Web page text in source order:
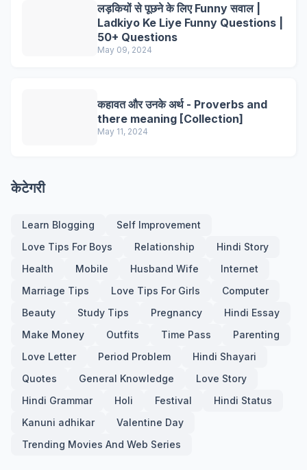
लड़कियों से पूछने के लिए Funny सवाल |
Ladkiyo Ke Liye Funny Questions |
50+ Questions
May 09, 2024
कहावत और उनके अर्थ - Proverbs and
there meaning [Collection]
May 11, 2024
केटेगरी
Learn Blogging
Self Improvement
Love Tips For Boys
Relationship
Hindi Story
Health
Mobile Husband Wife
Internet
Marriage Tips
Love Tips For Girls
Computer
Beauty
Study Tips Pregnancy
Hindi Essay
Make Money
Outfits Time Pass
Parenting
Love Letter
Period Problem
Hindi Shayari
Quotes
General Knowledge
Love Story
Hindi Grammar
Holi Festival
Hindi Status
Kanuni adhikar
Valentine Day
Trending Movies And Web Series